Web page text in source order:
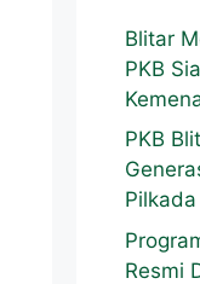
Blitar
PKB
PKB
Resmi